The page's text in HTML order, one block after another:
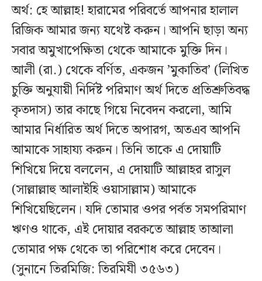
অর্থ: হে আল্লাহ! হারামের পরিবর্তে আপনার হালাল
রিজিক আমার জন্য যথেষ্ট করুন। আপনি ছাড়া অন্য
সবার অমুখাপেক্ষিতা থেকে আমাকে মুক্তি দিন।
আলী (রা.) থেকে বর্ণিত, একজন ’মুকাতিব’ (লিখিত
চুক্তি অনুযায়ী নির্দিষ্ট পরিমাণ অর্থ দিতে প্রতিশ্রুতিবদ্ধ
কৃতদাস) তার কাছে গিয়ে নিবেদন করলো, আমি
আমার নির্ধারিত অর্থ দিতে অপারগ, অতএব আপনি
আমাকে সাহায্য করুন। তিনি তাকে এ দোয়াটি
শিখিয়ে দিয়ে বললেন, এ দোয়াটি আল্লাহর রাসুল
(সাল্লাল্লাহু আলাইহি ওয়াসাল্লাম) আমাকে
শিখিয়েছিলেন। যদি তোমার ওপর পর্বত সমপরিমাণ
ঋণও থাকে, এই দোয়ার বরকতে আল্লাহ তাআলা
তোমার পক্ষ থেকে তা পরিশোধ করে দেবেন।
(সুনানে তিরমিজি: তিরমিযী ৩৫৬৩)